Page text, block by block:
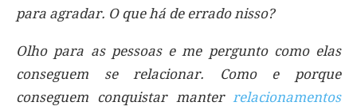
para agradar. O que há de errado nisso?
Olho para as pessoas e me pergunto como elas
conseguem se relacionar. Como e porque
conseguem conquistar manter relacionamentos